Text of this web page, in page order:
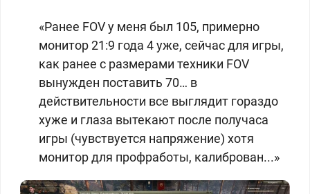
«Ранее FOV у меня был 105, примерно
монитор 21:9 года 4 уже, сейчас для игры,
как ранее с размерами техники FOV
вынужден поставить 70… в
действительности все выглядит гораздо
хуже и глаза вытекают после получаса
игры (чувствуется напряжение) хотя
монитор для профработы, калиброван...»